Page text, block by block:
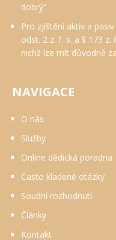
dobrý“
Pro zjištění aktiv a
odst. 2 z. ř. s. a § 173
nichž lze mít důvodně
NAVIGACE
O nás
Služby
Online dědická poradna
Často kladené otázky
Soudní rozhodnutí
Články
Kontakt